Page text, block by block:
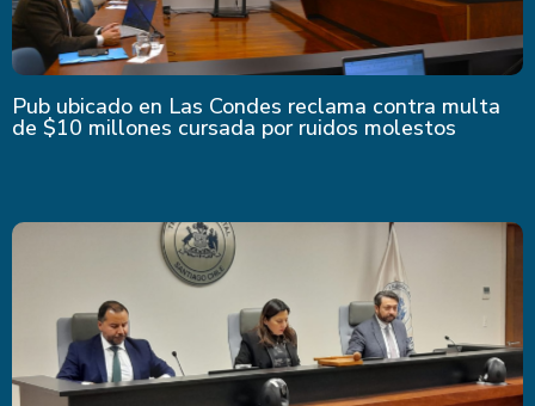
Pub ubicado en Las Condes reclama contra multa
de $10 millones cursada por ruidos molestos